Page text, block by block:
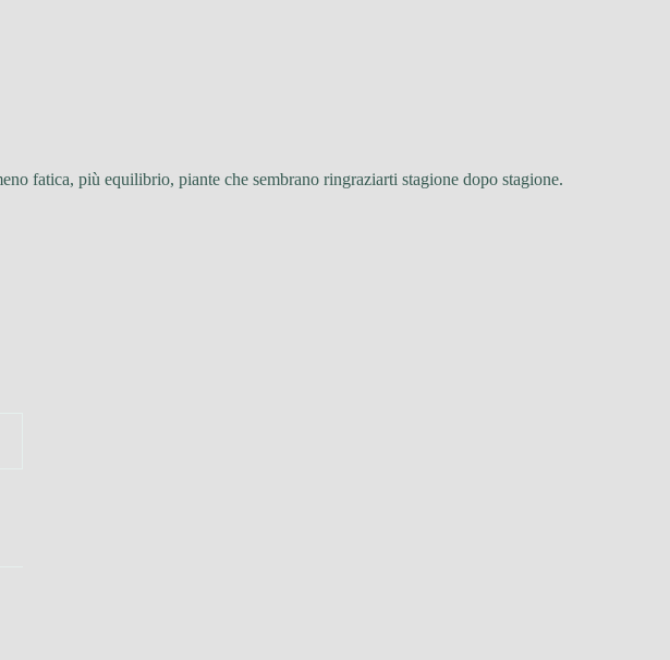
fatica, più equilibrio, piante che sembrano ringraziarti stagione dopo stagione.